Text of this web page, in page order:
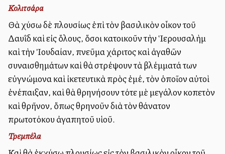
Κολιτσάρα
Θὰ χύσω δὲ πλουσίως ἐπὶ τὸν βασιλικὸν οἶκον τοῦ
Δαυῒδ καὶ εἰς ὅλους, ὅσοι κατοικοῦν τὴν Ἱερουσαλὴμ
καὶ τὴν Ἰουδαίαν, πνεῦμα χάριτος καὶ ἀγαθῶν
συναισθημάτων καὶ θὰ στρέψουν τὰ βλέμματά των
εὐγνώμονα καὶ ἰκετευτικὰ πρὸς ἐμέ, τὸν ὁποῖον αὐτοὶ
ἐνέπαιξαν, καὶ θὰ θρηνήσουν τότε μὲ μεγάλον κοπετὸν
καὶ θρῆνον, ὅπως θρηνοῦν διὰ τὸν θάνατον
πρωτοτόκου ἀγαπητοῦ υἱοῦ.
Τρεμπέλα